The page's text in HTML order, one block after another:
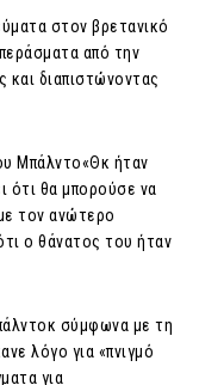
στον βρετανικό
από την
και διαπιστώνοντας
Μπάλντο«Θκ ήταν
ότι θα μπορούσε να
τον ανώτερο
ο θάνατος του ήταν
σύμφωνα με τη
λόγο για «πνιγμό
για